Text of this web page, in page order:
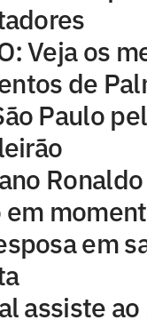
Veja os
de
Paulo
em
em
assiste